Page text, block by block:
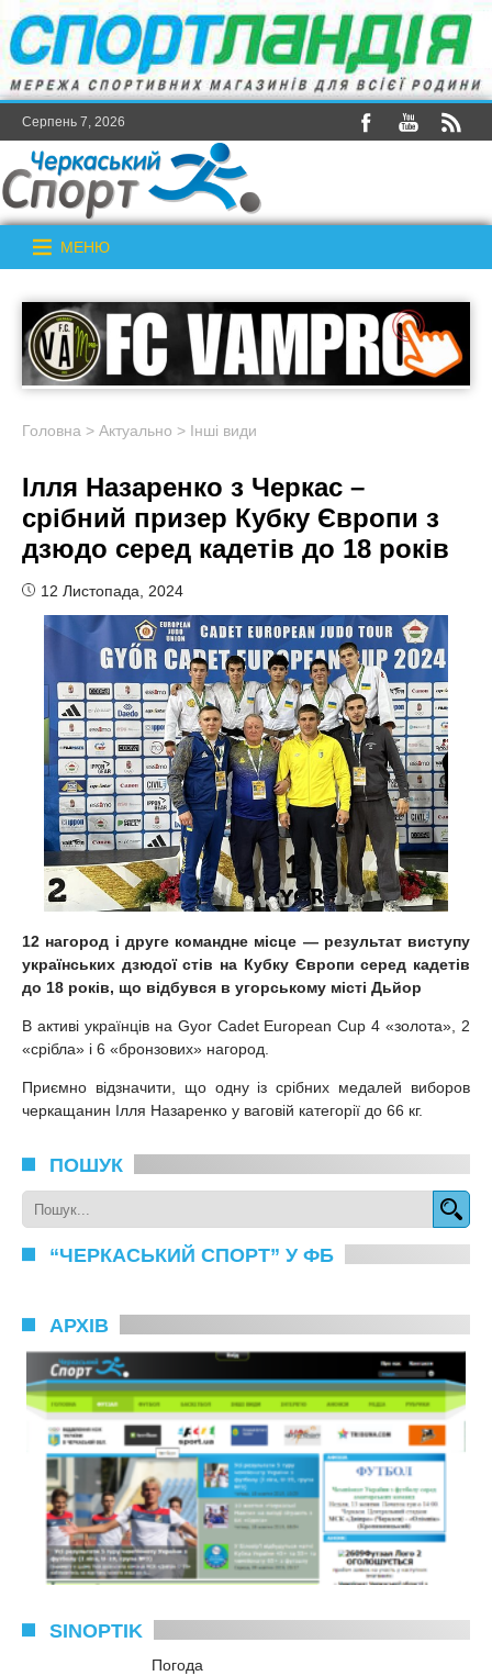
Серпень 7, 2026
МЕНЮ
Головна > Актуально > Інші види
Ілля Назаренко з Черкас –
срібний призер Кубку Європи з
дзюдо серед кадетів до 18 років
12 Листопада, 2024
12 нагород і друге командне місце — результат виступу
українських дзюдої стів на Кубку Європи серед кадетів
до 18 років, що відбувся в угорському місті Дьйор
В активі українців на Gyor Cadet European Cup 4 «золота», 2
«срібла» і 6 «бронзових» нагород.
Приємно відзначити, що одну із срібних медалей виборов
черкащанин Ілля Назаренко у ваговій категорії до 66 кг.
ПОШУК
“ЧЕРКАСЬКИЙ СПОРТ” У ФБ
АРХІВ
SINOPTIK
Погода